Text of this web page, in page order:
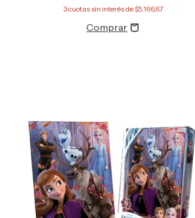
3cuotas sin interés de$5.166,67